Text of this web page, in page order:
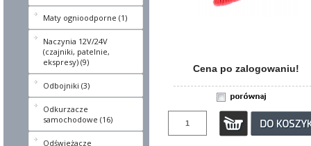
Maty ognioodporne (1)
Naczynia 12V/24V
(czajniki, patelnie,
ekspresy) (9)
Odbojniki (3)
Odkurzacze
samochodowe (16)
Odświeżacze
Cena po zalogowaniu!